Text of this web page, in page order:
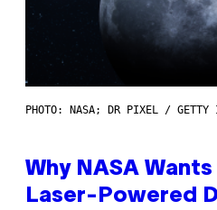
PHOTO: NASA; DR PIXEL / GETTY
Why NASA
Laser-Powered